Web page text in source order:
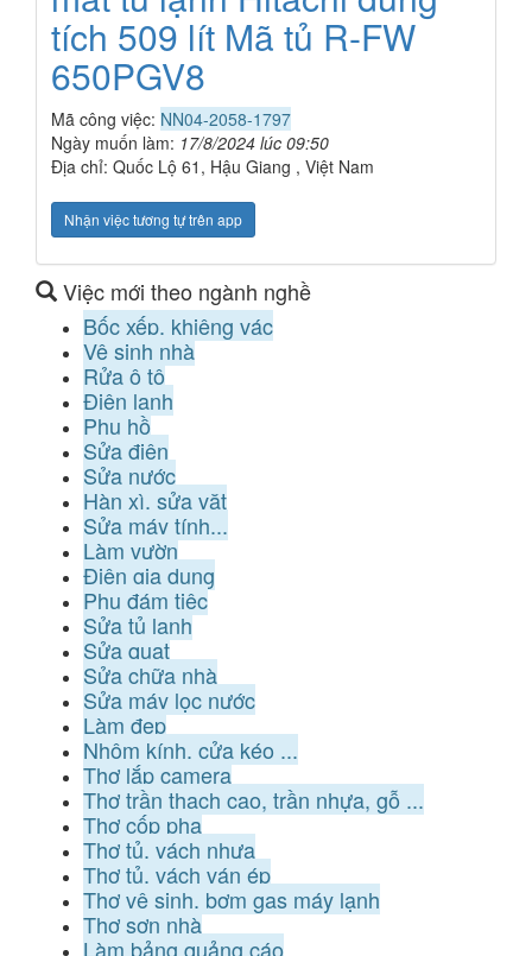
tích 509 lít Mã tủ R-FW
650PGV8
Mã công việc: NN04-2058-1797
Ngày muốn làm: 17/8/2024 lúc 09:50
Địa chỉ: Quốc Lộ 61, Hậu Giang , Việt Nam
Nhận việc tương tự trên app
Việc mới theo ngành nghề
Bốc xếp, khiêng vác
Vệ sinh nhà
Rửa ô tô
Điện lạnh
Phụ hồ
Sửa điện
Sửa nước
Hàn xì, sửa vặt
Sửa máy tính...
Làm vườn
Điện gia dụng
Phụ đám tiệc
Sửa tủ lạnh
Sửa quạt
Sửa chữa nhà
Sửa máy lọc nước
Làm đẹp
Nhôm kính, cửa kéo ...
Thợ lắp camera
Thợ trần thạch cao, trần nhựa, gỗ ...
Thợ cốp pha
Thợ tủ, vách nhựa
Thợ tủ, vách ván ép
Thợ vệ sinh, bơm gas máy lạnh
Thợ sơn nhà
Làm bảng quảng cáo